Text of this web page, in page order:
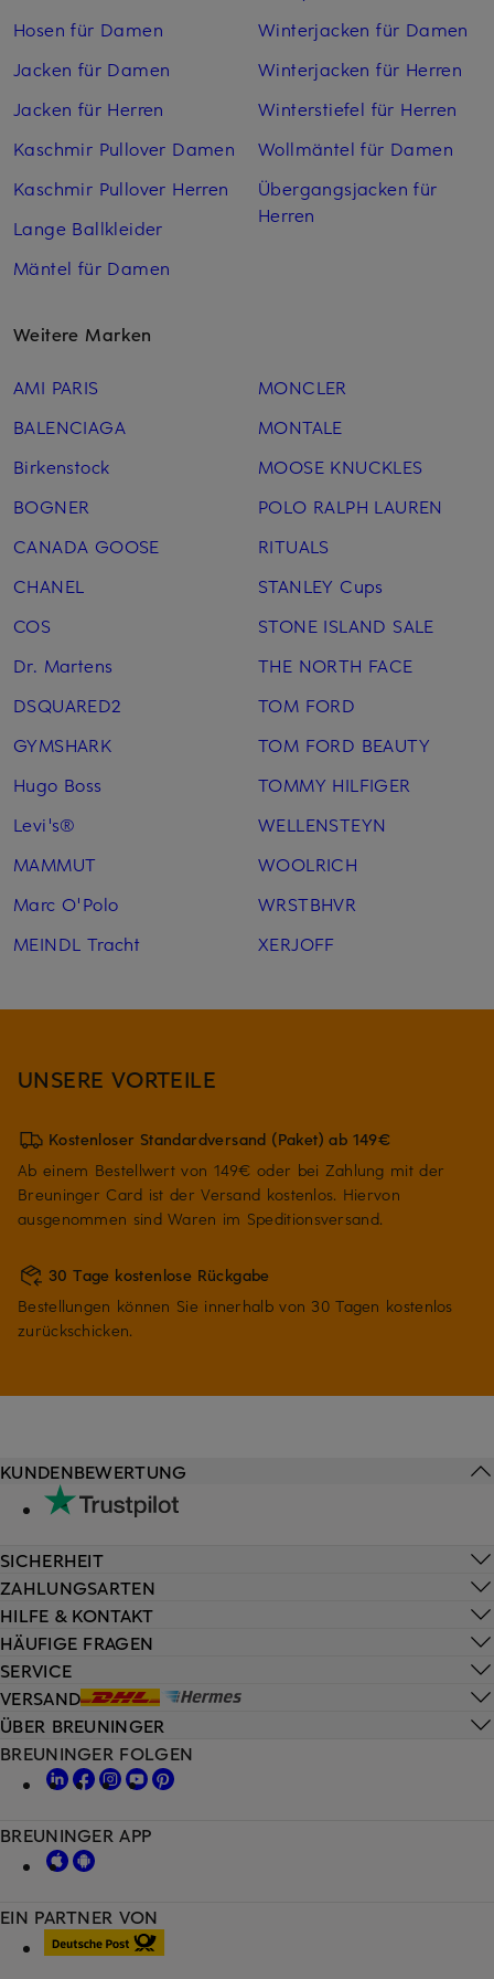
Hosen für Damen
Jacken für Damen
Jacken für Herren
Kaschmir Pullover Damen
Kaschmir Pullover Herren
Lange Ballkleider
Mäntel für Damen
Winterjacken für Damen
Winterjacken für Herren
Winterstiefel für Herren
Wollmäntel für Damen
Übergangsjacken für
Herren
Weitere Marken
AMI PARIS
BALENCIAGA
Birkenstock
BOGNER
CANADA GOOSE
CHANEL
COS
Dr. Martens
DSQUARED2
GYMSHARK
Hugo Boss
Levi's®
MAMMUT
Marc O'Polo
MEINDL Tracht
MONCLER
MONTALE
MOOSE KNUCKLES
POLO RALPH LAUREN
RITUALS
STANLEY Cups
STONE ISLAND SALE
THE NORTH FACE
TOM FORD
TOM FORD BEAUTY
TOMMY HILFIGER
WELLENSTEYN
WOOLRICH
WRSTBHVR
XERJOFF
UNSERE VORTEILE
Kostenloser Standardversand (Paket) ab 149€
Ab einem Bestellwert von 149€ oder bei Zahlung mit der
Breuninger Card ist der Versand kostenlos. Hiervon
ausgenommen sind Waren im Speditionsversand.
30 Tage kostenlose Rückgabe
Bestellungen können Sie innerhalb von 30 Tagen kostenlos
zurückschicken.
HILFE & KONTAKT
HÄUFIGE FRAGEN
SERVICE
VERSAND
KUNDENBEWERTUNG
SICHERHEIT
ZAHLUNGSARTEN
ÜBER BREUNINGER
EIN PARTNER VON
BREUNINGER FOLGEN
BREUNINGER APP